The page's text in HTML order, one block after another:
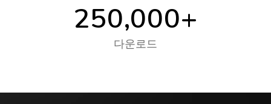
250,000+
다운로드